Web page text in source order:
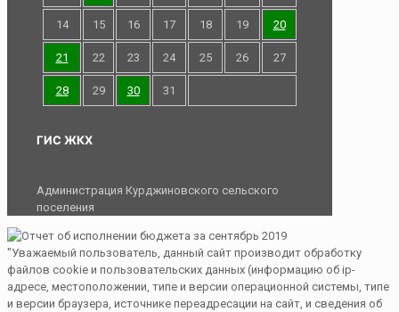
14 15 16 17 18 19 20
21 22 23 24 25 26 27
28 29 30 31
ГИС ЖКХ
Администрация Курджиновского сельского
поселения
"Уважаемый пользователь, данный сайт производит обработку
файлов cookie и пользовательских данных (информацию об ip-
адресе, местоположении, типе и версии операционной системы, типе
и версии браузера, источнике переадресации на сайт, и сведения об